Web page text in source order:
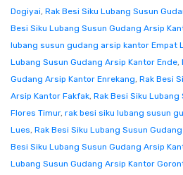
Dogiyai, Rak Besi Siku Lubang Susun
Besi Siku Lubang Susun Gudang Arsip
lubang susun gudang arsip kantor Empat
Lubang Susun Gudang Arsip Kantor Ende,
Gudang Arsip Kantor Enrekang, Rak Besi
Arsip Kantor Fakfak, Rak Besi Siku
Flores Timur, rak besi siku lubang susun
Lues, Rak Besi Siku Lubang Susun
Besi Siku Lubang Susun Gudang Arsip
Lubang Susun Gudang Arsip Kantor